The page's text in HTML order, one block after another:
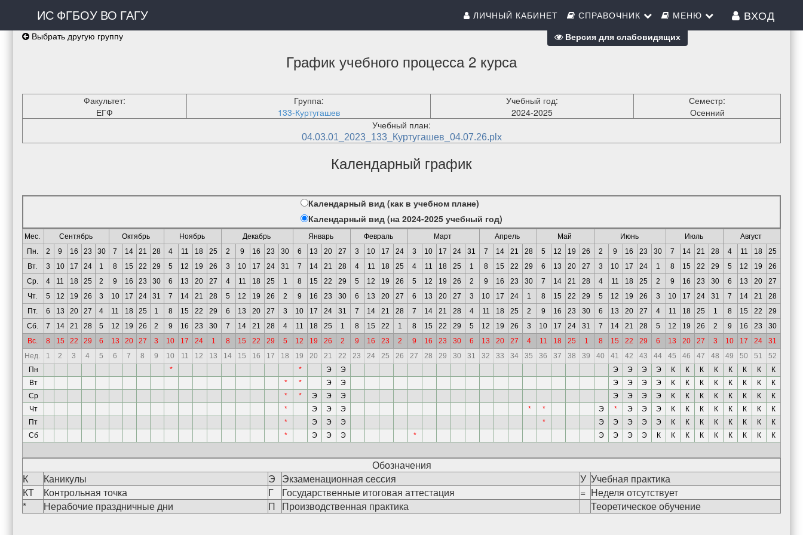
ИС ФГБОУ ВО ГАГУ ЛИЧНЫЙ КАБИНЕТ СПРАВОЧНИК МЕНЮ ВХОД
Выбрать другую группу
График учебного процесса 2 курса
Факультет:
ЕГФ
Группа:
133-Куртугашев
Учебный год:
2024-2025
Семестр:
Осенний
Учебный план:
04.03.01_2023_133_Куртугашев_04.07.26.plx
Календарный график
Календарный вид (как в учебном плане)
Календарный вид (на 2024-2025 учебный год)
Мес. Сентябрь Октябрь Ноябрь Декабрь Январь Февраль Март Апрель Май Июнь Июль
Август
Пн.
2 9 16 23 30 7 14 21 28 4 11 18 25 2 9 16 23 30 6 13 20 27 3 10 17 24 3 10 17 24 31 7 14 21 28 5 12 19 26 2 9 16 23 30 7 14 21 28 4 11 18
25
Вт.
3 10 17 24 1 8 15 22 29 5 12 19 26 3 10 17 24 31 7 14 21 28 4 11 18 25 4 11 18 25 1 8 15 22 29 6 13 20 27 3 10 17 24 1 8 15 22 29 5 12 19
26
Ср.
4 11 18 25 2 9 16 23 30 6 13 20 27 4 11 18 25 1 8 15 22 29 5 12 19 26 5 12 19 26 2 9 16 23 30 7 14 21 28 4 11 18 25 2 9 16 23 30 6 13 20
27
Чт.
5 12 19 26 3 10 17 24 31 7 14 21 28 5 12 19 26 2 9 16 23 30 6 13 20 27 6 13 20 27 3 10 17 24 1 8 15 22 29 5 12 19 26 3 10 17 24 31 7 14 21
28
Пт.
6 13 20 27 4 11 18 25 1 8 15 22 29 6 13 20 27 3 10 17 24 31 7 14 21 28 7 14 21 28 4 11 18 25 2 9 16 23 30 6 13 20 27 4 11 18 25 1 8 15 22
29
Сб.
7 14 21 28 5 12 19 26 2 9 16 23 30 7 14 21 28 4 11 18 25 1 8 15 22 1 8 15 22 29 5 12 19 26 3 10 17 24 31 7 14 21 28 5 12 19 26 2 9 16 23
30
Вс.
8 15 22 29 6 13 20 27 3 10 17 24 1 8 15 22 29 5 12 19 26 2 9 16 23 2 9 16 23 30 6 13 20 27 4 11 18 25 1 8 15 22 29 6 13 20 27 3 10 17 24
31
Нед.
1 2 3 4 5 6 7 8 9 10 11 12 13 14 15 16 17 18 19 20 21 22 23 24 25 26 27 28 29 30 31 32 33 34 35 36 37 38 39 40 41 42 43 44 45 46 47 48 49 50 51
52
Пн
* * Э Э Э Э Э Э К К К К К К К
К
Вт
* * Э Э Э Э Э Э К К К К К К К
К
Ср
* * Э Э Э Э Э Э Э К К К К К К К
К
Чт
* Э Э Э * * Э * Э Э Э К К К К К К К
К
Пт
* Э Э Э * Э Э Э Э Э К К К К К К К
К
Сб
* Э Э Э * Э Э Э Э К К К К К К К К К
Обозначения
К
Каникулы Э Экзаменационная сессия У Учебная практика
КТ
Контрольная точка Г Государственные итоговая аттестация = Неделя отсутствует
*
Нерабочие праздничные дни П Производственная практика Теоретическое обучение
Версия для слабовидящих